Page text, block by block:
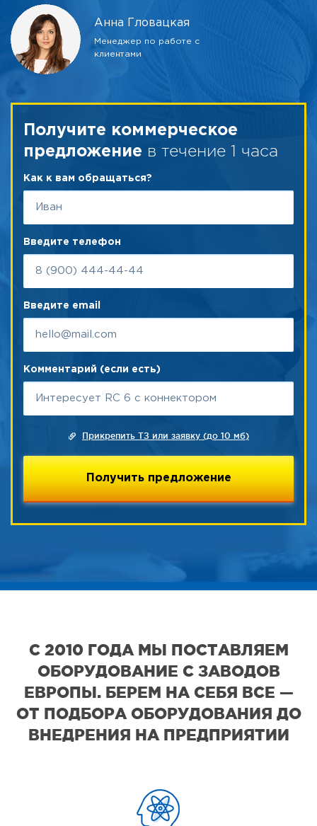
Анна Гловацкая
Менеджер по работе с
клиентами
Получите коммерческое
предложение в течение 1 часа
Как к вам обращаться?
Введите телефон
Введите email
Комментарий (если есть)
Прикрепить ТЗ или заявку (до 10 мб)
С 2010 ГОДА МЫ ПОСТАВЛЯЕМ
ОБОРУДОВАНИЕ С ЗАВОДОВ
ЕВРОПЫ. БЕРЕМ НА СЕБЯ ВСЕ —
ОТ ПОДБОРА ОБОРУДОВАНИЯ ДО
ВНЕДРЕНИЯ НА ПРЕДПРИЯТИИ